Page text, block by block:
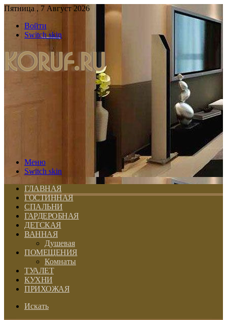
Пятница , 7 Август 2026
Войти
Switch skin
Меню
Switch skin
ГЛАВНАЯ
ГОСТИННАЯ
СПАЛЬНИ
ГАРДЕРОБНАЯ
ДЕТСКАЯ
ВАННАЯ
Душевая
ПОМЕЩЕНИЯ
Комнаты
ТУАЛЕТ
КУХНИ
ПРИХОЖАЯ
Искать